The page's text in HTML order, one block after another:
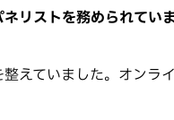
リストを務められてい
えていました。オンラ